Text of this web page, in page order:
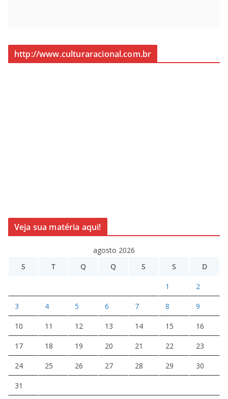
http://www.culturaracional.com.br
Veja sua matéria aqui!
agosto 2026
S
T Q Q S S D
1 2
3 4 5 6 7 8 9
10 11 12 13 14 15 16
17 18 19 20 21 22 23
24 25 26 27 28 29 30
31